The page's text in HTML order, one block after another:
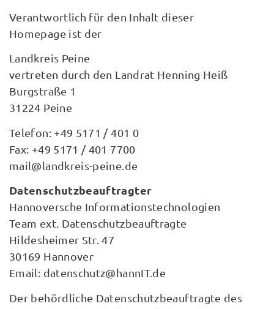
Verantwortlich für den Inhalt dieser
Homepage ist der
Landkreis Peine
vertreten durch den Landrat Henning Heiß
Burgstraße 1
31224 Peine
Telefon: +49 5171 / 401 0
Fax: +49 5171 / 401 7700
mail@landkreis-peine.de
Datenschutzbeauftragter
Hannoversche Informationstechnologien
Team ext. Datenschutzbeauftragte
Hildesheimer Str. 47
30169 Hannover
Email: datenschutz@hannIT.de
Der behördliche Datenschutzbeauftragte des